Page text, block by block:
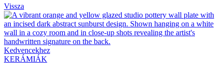
Vissza
Kedvencekhez
KERÁMIÁK